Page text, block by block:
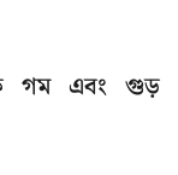
গম এবং গুড়